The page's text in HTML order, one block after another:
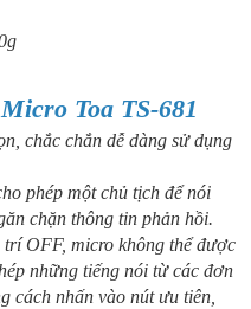
Toa TS-681
chắc chắn dễ dàng sử dụng
phép một chủ tịch để nói
chặn thông tin phản hồi.
OFF, micro không thể được
những tiếng nói từ các đơn
cách nhấn vào nút ưu tiên,